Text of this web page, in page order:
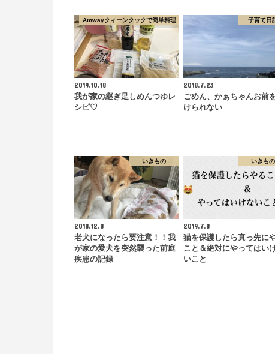
Amwayクィーンクックで簡単料理
2019.10.18
我が家の継ぎ足しめんつゆレ
シピ♡
子育て日
2018.7.23
ごめん、かぁちゃんお前
けられない
いきもの
2018.12.8
老犬になったら要注意！！我
が家の愛犬を突然襲った前庭
疾患の記録
いきもの
2019.7.8
猫を保護したら真っ先に
こと＆絶対にやってはい
いこと